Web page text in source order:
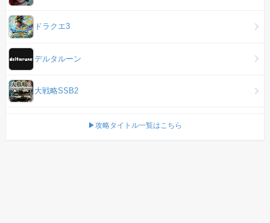
ドラクエ3
デルタルーン
大戦略SSB2
▶攻略タイトル一覧はこちら